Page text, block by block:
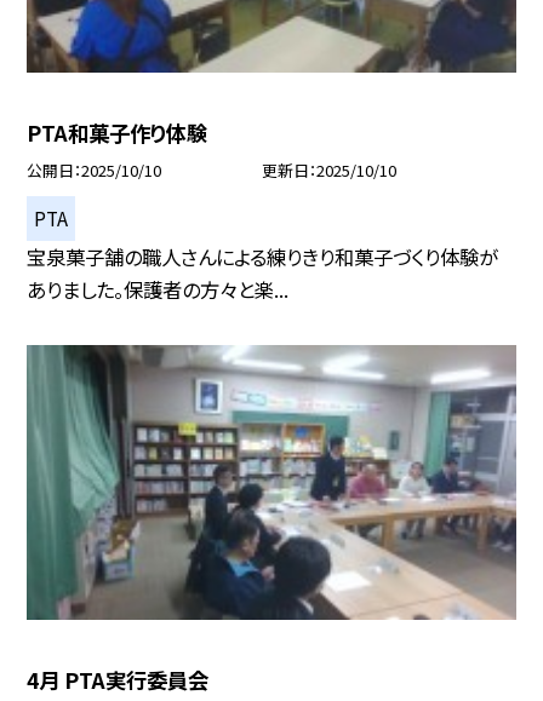
PTA和菓子作り体験
公開日 2025/10/10 更新日 2025/10/10
PTA
宝泉菓子舗の職人さんによる練りきり和菓子づくり体験が
ありました。保護者の方々と楽...
4月 PTA実行委員会